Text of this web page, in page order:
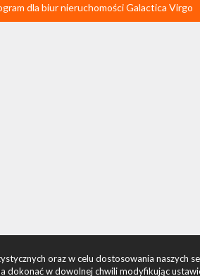
dla biur nieruchomościGalactica Virgo
oraz w celu dostosowania naszych
dokonać w dowolnej chwili modyfikując